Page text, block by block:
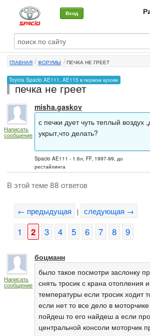
Вход
О машине
Автоклуб
Форумы
Сервисы и услуги
Новости
ГЛАВНАЯ ФОРУМЫ ПЕЧКА НЕ ГРЕЕТ
Toyota Spacio AE111, AE115 в первом кузове
печка не греет
Написать
сообщение
misha.gaskov
с печки дует чуть теплый воздух
укрыт,что делать?
Spacio AE111 - 1.6л, FF, 1997-99, до
рестайлинга
В этой теме 88 ответов
← предыдущая | следующая →
1 2 3 4 5 6 7 8 9
Написать
сообщение
боцманн
было такое посмотри заслонку
снять тросик с крана отопления
температуры если тросик ходит
если нет то все дело в
пойдеш то его найдеш а если
центральной консоли моторчик